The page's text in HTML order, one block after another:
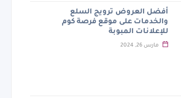
أفضل العروض ترويج السلع
والخدمات على موقع فرصة كوم
للإعلانات المبوبة
مارس 26, 2024